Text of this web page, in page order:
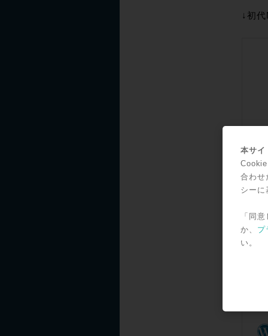
↓初
本サ
合わせ
シーに
「同
か、 プ
い。